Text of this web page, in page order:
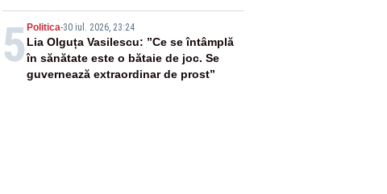
rachetă rusească
5 Politica-30 iul. 2026, 23:24
Lia Olguța Vasilescu: ”Ce se întâmplă
în sănătate este o bătaie de joc. Se
guvernează extraordinar de prost”